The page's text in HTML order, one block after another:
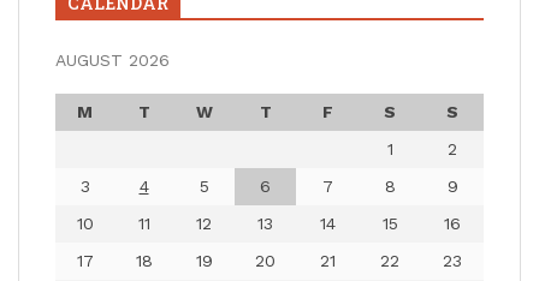
AUGUST 2026
M T W T F S
S
1
2
3
4 5 6 7 8
9
10
11 12 13 14 15
16
17
18 19 20 21 22
23